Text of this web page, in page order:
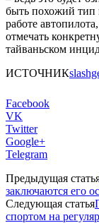
быть похожий тип
работе
отмечать
тайваньском
ИСТОЧНИК
Facebook
VK
Twitter
Google+
Telegram
Предыдущая
заключаются его
Следующая статья
спортом на